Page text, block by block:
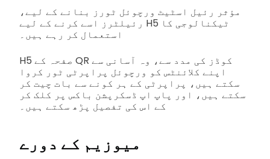
مؤثر رئیل اسٹیٹ ورچوئل ٹورز بنانے کے لیے،
رئیلٹرز اسے کرنے کے لیے H5 ٹیکنالوجی کا
استعمال کر رہے ہیں۔
H5 صفحہ کے QR کوڈز کی مدد سے، وہ آسانی سے
اپنے کلائنٹس کو ورچوئل پراپرٹی ٹور کروا
سکتے ہیں، پراپرٹی کے ہر کونے سے بات چیت کر
سکتے ہیں، اور پاپ اپ ڈسکرپشن باکس پر کلک کر
کے اس کی تفصیل پڑھ سکتے ہیں۔
میوزیم کے دورے